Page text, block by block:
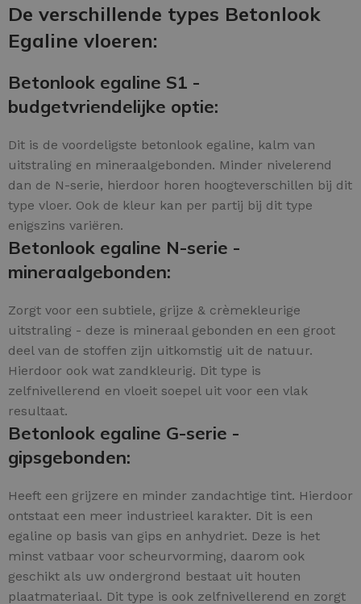
De verschillende types Betonlook
Egaline vloeren:
Betonlook egaline S1 -
budgetvriendelijke optie:
Dit is de voordeligste betonlook egaline, kalm van
uitstraling en mineraalgebonden. Minder nivelerend
dan de N-serie, hierdoor horen hoogteverschillen bij dit
type vloer. Ook de kleur kan per partij bij dit type
enigszins variëren.
Betonlook egaline N-serie -
mineraalgebonden:
Zorgt voor een subtiele, grijze & crèmekleurige
uitstraling - deze is mineraal gebonden en een groot
deel van de stoffen zijn uitkomstig uit de natuur.
Hierdoor ook wat zandkleurig. Dit type is
zelfnivellerend en vloeit soepel uit voor een vlak
resultaat.
Betonlook egaline G-serie -
gipsgebonden:
Heeft een grijzere en minder zandachtige tint. Hierdoor
ontstaat een meer industrieel karakter. Dit is een
egaline op basis van gips en anhydriet. Deze is het
minst vatbaar voor scheurvorming, daarom ook
geschikt als uw ondergrond bestaat uit houten
plaatmateriaal. Dit type is ook zelfnivellerend en zorgt